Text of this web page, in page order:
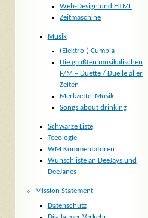
Web-Design und HTML
Zeitmaschine
Musik
(Elektro-) Cumbia
Die größten musikalischen
F/M – Duette / Duelle aller
Zeiten
Merkzettel Musik
Songs about drinking
Schwarze Liste
Teeologie
WM Kommentatoren
Wunschliste an DeeJays und
DeeJanes
Mission Statement
Datenschutz